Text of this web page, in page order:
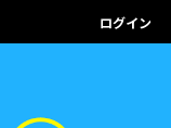
ログイン